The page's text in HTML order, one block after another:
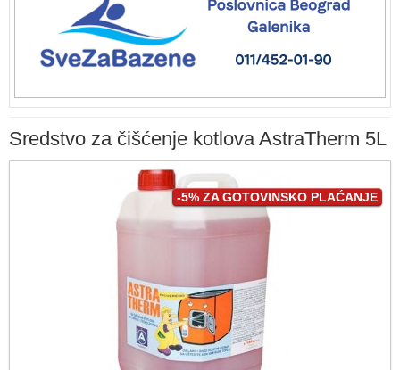
Sredstvo za čišćenje kotlova AstraTherm 5L
-5% ZA GOTOVINSKO PLAĆANJE